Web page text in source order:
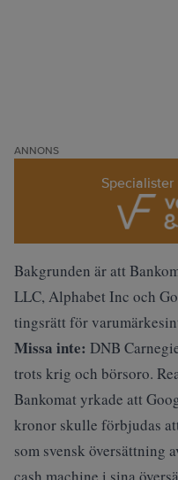
ANNONS
Bakgrunden är att
LLC, Alphabet Inc och
tingsrätt för
Missa inte: DNB
trots krig och börsoro.
Bankomat yrkade att
kronor skulle förbjudas
som svensk översättning